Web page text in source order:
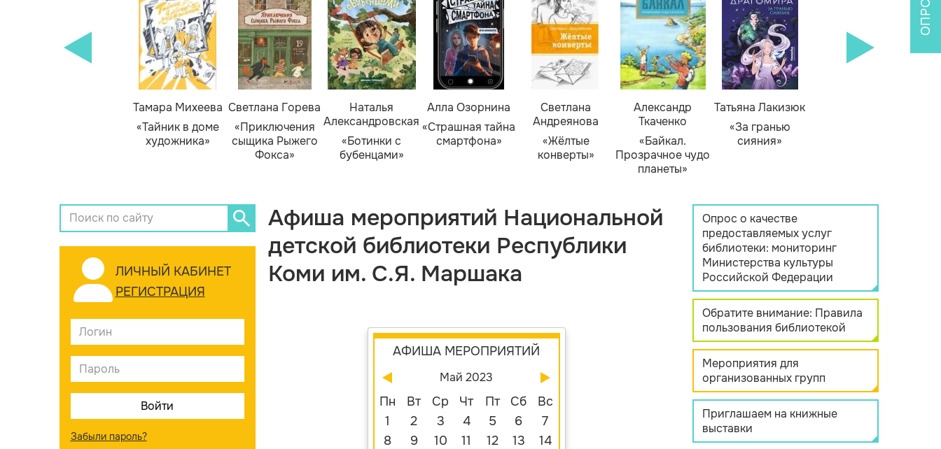
Тамара Михеева
«Тайник в доме
художника»
Светлана Горева
«Приключения
сыщика Рыжего
Фокса»
Наталья
Александровская
«Ботинки с
бубенцами»
Алла Озорнина
«Страшная тайна
смартфона»
Светлана
Андреянова
«Жёлтые
конверты»
Александр
Ткаченко
«Байкал.
Прозрачное чудо
планеты»
Татьяна Лакизюк
«За гранью
сияния»
ЛИЧНЫЙ КАБИНЕТ
РЕГИСТРАЦИЯ
Забыли пароль?
Афиша мероприятий Национальной
детской библиотеки Республики
Коми им. С.Я. Маршака
АФИША МЕРОПРИЯТИЙ
Май 2023
Пн Вт Ср Чт Пт Сб
Вс
1
2 3 4 5 6
7
8
9 10 11 12 13
14
Опрос о качестве
предоставляемых услуг
библиотеки: мониторинг
Министерства культуры
Российской Федерации
Обратите внимание: Правила
пользования библиотекой
Мероприятия для
организованных групп
Приглашаем на книжные
выставки